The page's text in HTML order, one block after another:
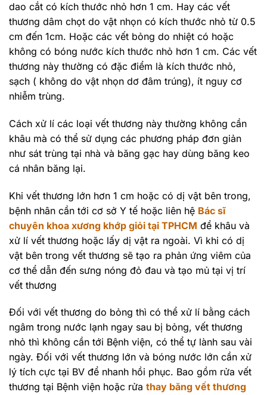
dao cắt có kích thước nhỏ hơn 1 cm. Hay các vết
thương dâm chọt do vật nhọn có kích thước nhỏ từ 0.5
cm đến 1cm. Hoặc các vết bỏng do nhiệt có hoặc
không có bóng nước kích thước nhỏ hơn 1 cm. Các vết
thương này thường có đặc điểm là kích thước nhỏ,
sạch ( không do vật nhọn dơ đâm trúng), ít nguy cơ
nhiễm trùng.
Cách xử lí các loại vết thương này thường không cần
khâu mà có thể sử dụng các phương pháp đơn giản
như sát trùng tại nhà và băng gạc hay dùng băng keo
cá nhân băng lại.
Khi vết thương lớn hơn 1 cm hoặc có dị vật bên trong,
bệnh nhân cần tới cơ sở Y tế hoặc liên hệ Bác sĩ
chuyên khoa xương khớp giỏi tại TPHCM để khâu và
xử lí vết thương hoặc lấy dị vật ra ngoài. Vì khi có dị
vật bên trong vết thương sẽ tạo ra phản ứng viêm của
cơ thể dẫn đến sưng nóng đỏ đau và tạo mủ tại vị trí
vết thương
Đối với vết thương do bỏng thì có thể xử lí bằng cách
ngâm trong nước lạnh ngay sau bị bỏng, vết thương
nhỏ thì không cần tới Bệnh viện, có thể tự lành sau vài
ngày. Đối với vết thương lớn và bóng nước lớn cần xử
lý tích cực tại BV để nhanh hồi phục. Bao gồm rửa vết
thương tại Bệnh viện hoặc rửa thay băng vết thương